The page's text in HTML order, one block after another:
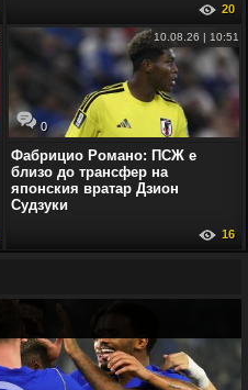
20
0
10.08.26 | 10:51
Фабрицио Романо: ПСЖ е
близо до трансфер на
японския вратар Дзион
Судзуки
16